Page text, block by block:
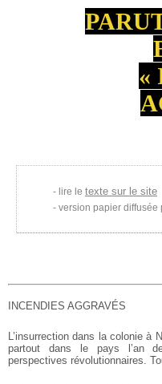
«
lire le texte sur le site
version papier diffusée
INCENDIES AGGRAVÉS
L’insurrection dans la colonie à
partout dans le pays l’an
perspectives révolutionnaires.